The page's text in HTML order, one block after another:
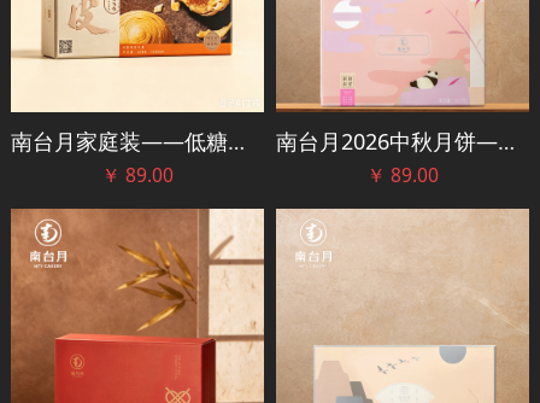
南台月家庭装——低糖、蛋黄、肉松、云腿、混装
￥ 89.00
南台月2026中秋月饼——锦官秋叙礼盒
￥ 89.00